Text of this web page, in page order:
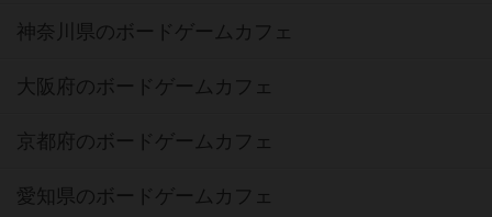
神奈川県のボードゲームカフェ
大阪府のボードゲームカフェ
京都府のボードゲームカフェ
愛知県のボードゲームカフェ